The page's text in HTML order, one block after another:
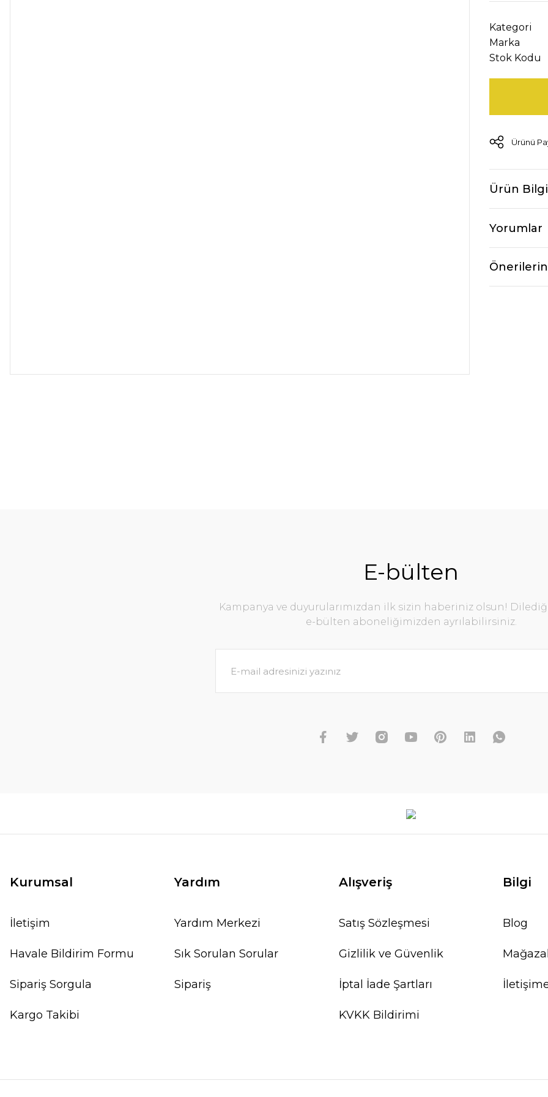
Kategori
Marka
Stok Kodu
Ürünü
Ürün
Yorumlar
E-bülten
Kampanya ve duyurularımızdan ilk sizin haberiniz olsun!
e-bülten aboneliğimizden ayrılabilirsiniz.
Kurumsal
İletişim
Havale Bildirim Formu
Sipariş Sorgula
Kargo Takibi
Yardım
Yardım Merkezi
Sık Sorulan Sorular
Sipariş
Alışveriş
Satış Sözleşmesi
Gizlilik ve Güvenlik
İptal İade Şartları
KVKK Bildirimi
Bilgi
Blog